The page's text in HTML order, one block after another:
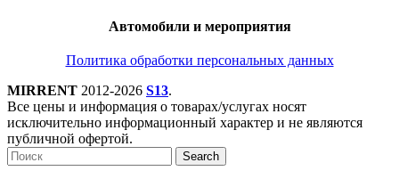
Автомобили и мероприятия
Политика обработки персональных данных
MIRRENT 2012-2026 S13.
Все цены и информация о товарах/услугах носят
исключительно информационный характер и не являются
публичной офертой.
Search